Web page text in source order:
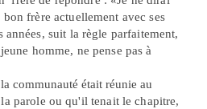
bon frère actuellement avec ses
années, suit la règle parfaitement,
homme, ne pense pas à
communauté était réunie au
la parole ou qu'il tenait le chapitre,